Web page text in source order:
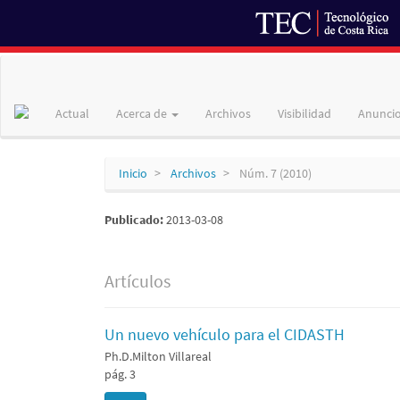
principal
Actual Acerca de Archivos Visibilidad
Inicio Archivos Núm. 7 (2010)
Publicado:2013-03-08
Artículos
Un nuevo vehículo para el CIDASTH
Ph.D.Milton Villareal
pág. 3